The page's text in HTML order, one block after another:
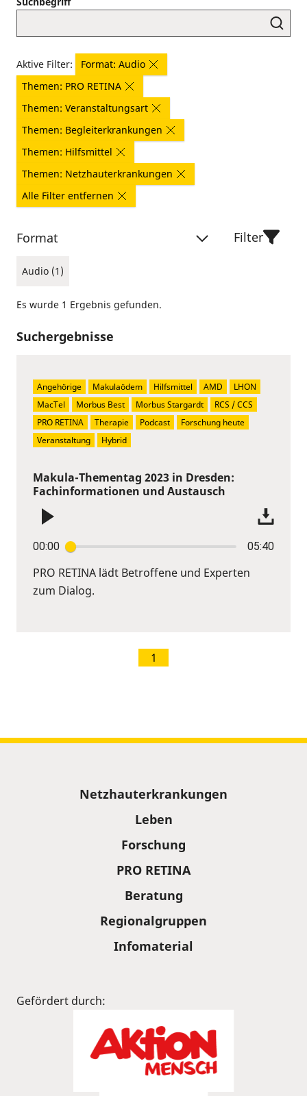
Aktive Filter:
Format: Audio
Themen: PRO RETINA
Themen: Veranstaltungsart
Themen: Begleiterkrankungen
Themen: Hilfsmittel
Themen: Netzhauterkrankungen
Alle Filter entfernen
Format
Audio (1)
Filter
Es wurde 1 Ergebnis gefunden.
Suchergebnisse
Makula-Thementag 2023 in Dresden:
Fachinformationen und Austausch
00:00 05:40
PRO RETINA lädt Betroffene und Experten
zum Dialog.
Angehörige Makulaödem Hilfsmittel AMD
LHON
MacTel
Morbus Best Morbus Stargardt
RCS / CCS
PRO RETINA
Therapie Podcast
Forschung heute
Veranstaltung
Hybrid
1
Netzhauterkrankungen
Leben
Forschung
PRO RETINA
Beratung
Regionalgruppen
Infomaterial
Gefördert durch: